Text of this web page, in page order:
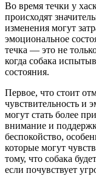
Во время течки у
происходят
изменения могут
эмоциональное
течка — это не
когда собака
состояния.
Первое, что стоит
чувствительность и
могут стать более
внимание и
беспокойство,
которые могут
тому, что собака
если почувствует